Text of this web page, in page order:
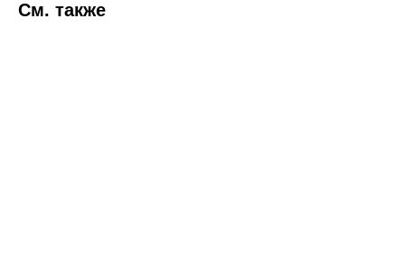
См. также